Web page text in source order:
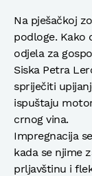
Na pješačkoj
podloge. Kako
odjela za
Siska Petra
spriječiti
ispuštaju
crnog vina.
Impregnacija
kada se njime
prljavštinu i